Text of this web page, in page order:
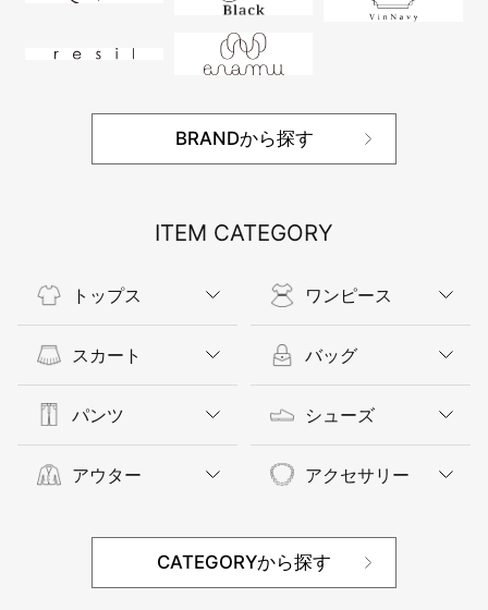
BRANDから探す
ITEM CATEGORY
トップス
スカート
パンツ
アウター
ワンピース
バッグ
シューズ
アクセサリー
CATEGORYから探す